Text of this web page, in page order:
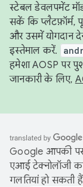
स्टेबल डेवलपमेंट
सकें कि प्लैटफ़ॉर्म,
और उसमें योगदान
इस्तेमाल करें.
हमेशा AOSP पर
जानकारी के लिए,
Google आपकी
एआई टेक्नोलॉजी
गलतियां हो सकती